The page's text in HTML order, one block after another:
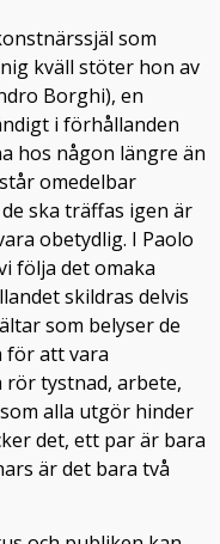
som
kväll stöter hon av
Borghi), en
i förhållanden
hos någon längre än
omedelbar
ska träffas igen är
obetydlig. I Paolo
följa det omaka
skildras delvis
som belyser de
för att vara
rör tystnad, arbete,
alla utgör hinder
det, ett par är bara
är det bara två